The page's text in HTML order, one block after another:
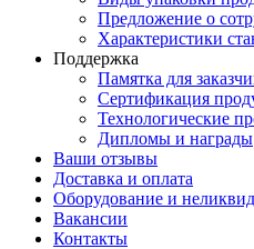
Предложение о
Характеристики
Поддержка
Памятка для
Сертификация
Технологические
Дипломы и награды
Ваши отзывы
Доставка и оплата
Оборудование и
Вакансии
Контакты